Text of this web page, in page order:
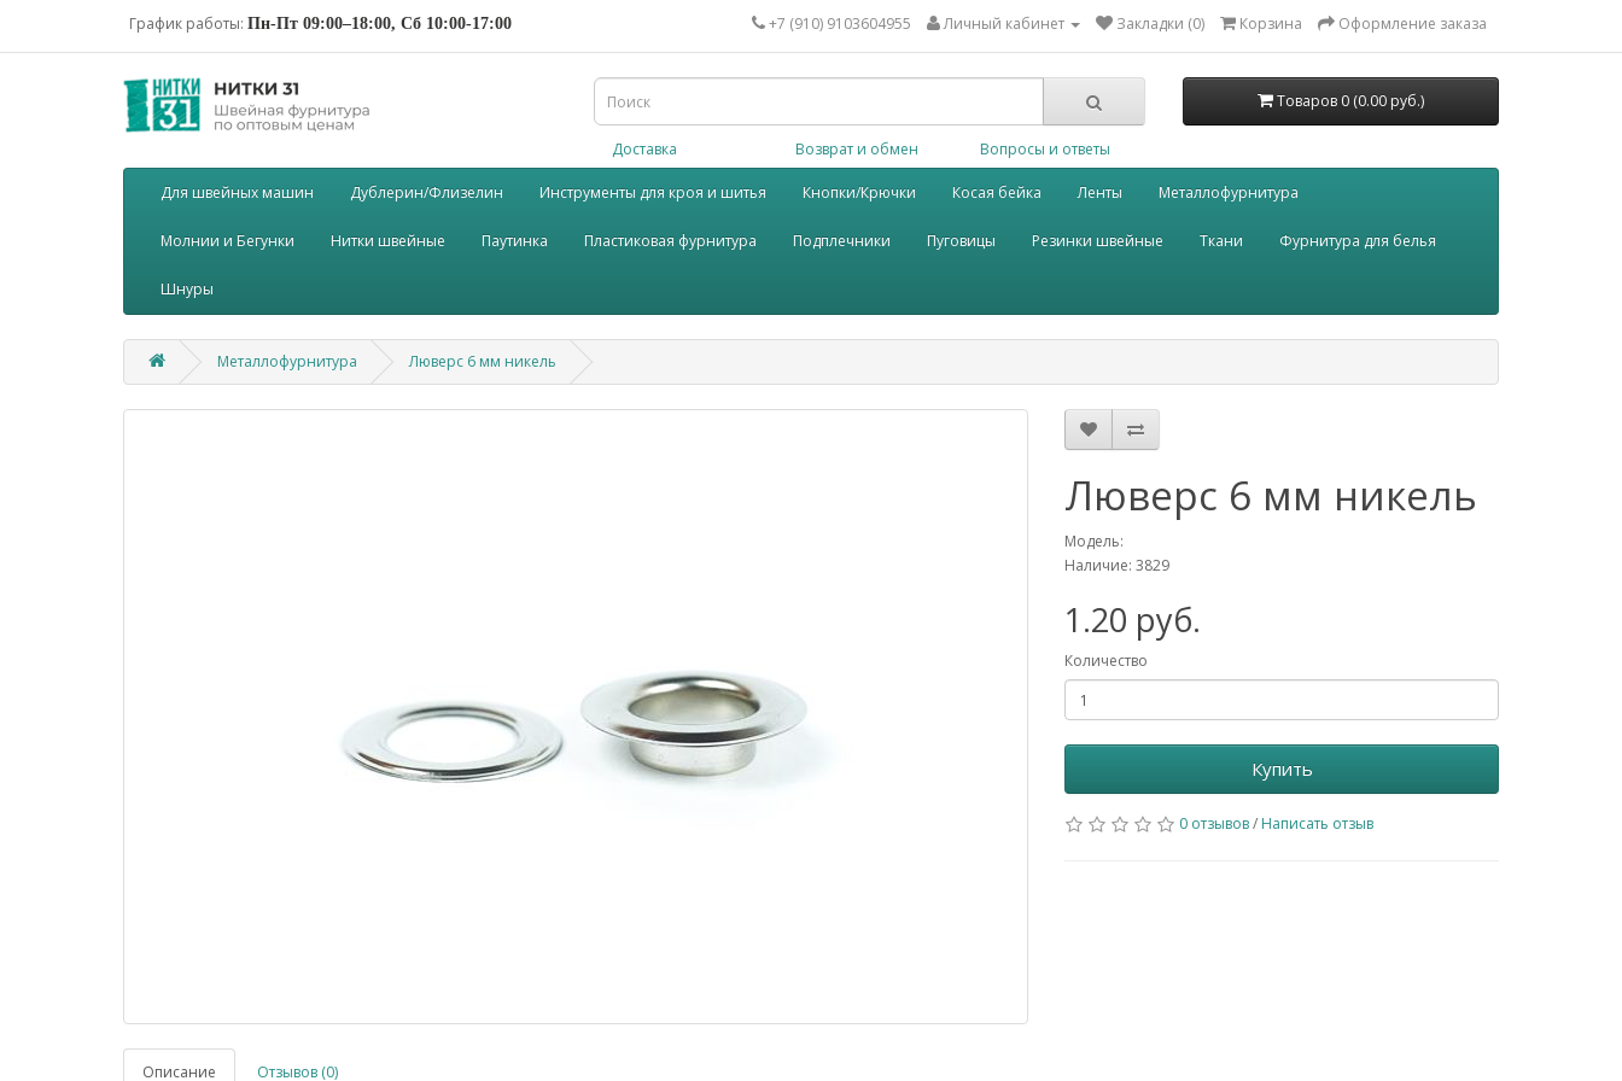
График работы: Пн-Пт 09:00–18:00, Сб 10:00-17:00 +7 (910) 9103604955 Личный кабинет Закладки (0) Корзина Оформление заказа
Товаров 0 (0.00 руб.)
Доставка Возврат и обмен Вопросы и ответы
Для швейных машин Дублерин/Флизелин Инструменты для кроя и шитья Кнопки/Крючки Косая бейка Ленты Металлофурнитура
Молнии и Бегунки Нитки швейные Паутинка Пластиковая фурнитура Подплечники Пуговицы Резинки швейные Ткани Фурнитура для белья
Шнуры
Металлофурнитура Люверс 6 мм никель
Описание Отзывов (0)
Люверс 6 мм никель
Модель:
Наличие: 3829
1.20 руб.
Количество
Купить
0 отзывов/ Написать отзыв